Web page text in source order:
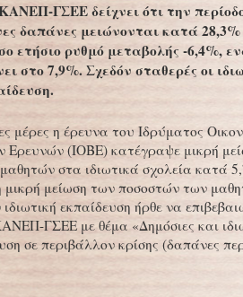
ΓΣΕΕ δείχνει ότι την
δαπάνες μειώνονται κατά 28,3%
ετήσιο ρυθμό μεταβολής -6,4%,
στο 7,9%. Σχεδόν σταθερές οι
μέρες η έρευνα του Ιδρύματος
Ερευνών (ΙΟΒΕ) κατέγραψε μικρή
στα ιδιωτικά σχολεία κατά
μικρή μείωση των ποσοστών των
εκπαίδευση ήρθε να
ΓΣΕΕ με θέμα «Δημόσιες και
σε περιβάλλον κρίσης (δαπάνες